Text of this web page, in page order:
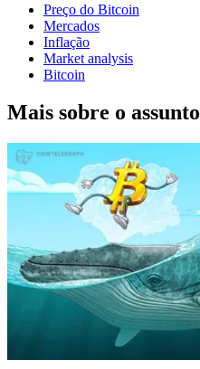
Preço do Bitcoin
Mercados
Inflação
Market analysis
Bitcoin
Mais sobre o assunto